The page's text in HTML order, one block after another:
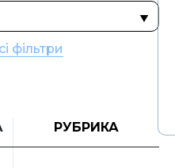
фільтри
РУБРИКА